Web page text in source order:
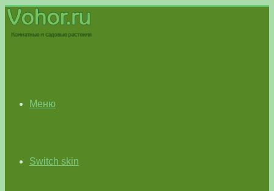
Меню
Switch skin